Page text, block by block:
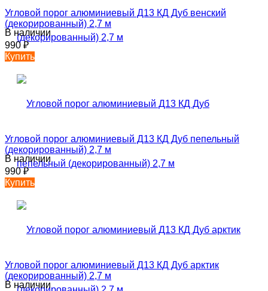
Угловой порог алюминиевый Д13 КД Дуб венский
(декорированный) 2,7 м
В наличии
990 ₽
Купить
Угловой порог алюминиевый Д13 КД Дуб пепельный
(декорированный) 2,7 м
В наличии
990₽
Купить
Угловой порог алюминиевый Д13 КД Дуб арктик
(декорированный) 2,7 м
В наличии